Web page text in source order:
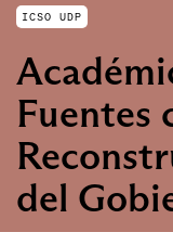
ICSO UDP
Fuentes
del